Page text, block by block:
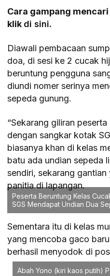
Cara gampang
klik di sini.
Diawali pembacaan
doa, di sesi ke 2 cucak
beruntung pengguna
diundi nomer serinya
sepeda gunung.
“Sekarang giliran
dengan sangkar kotak
biasanya khan di kelas
batu ada undian sepeda
sendiri, sekarang gantian
panitia di lapangan.
Peserta Beruntung Kelas
SGS Mendapat Undian Dua
Sementara itu di kelas
yang mencoba gaco
berhasil menyodok di
Abah Yono (kiri kaos putih)